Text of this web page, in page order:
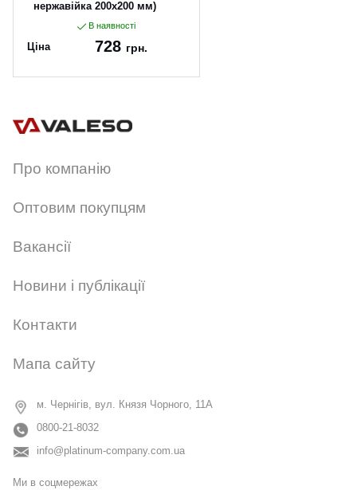
нержавійка 200x200 мм)
В наявності
Ціна 728 грн.
Про компанію
Оптовим покупцям
Вакансії
Новини і публікації
Контакти
Мапа сайту
м. Чернігів, вул. Князя Чорного, 11А
0800-21-8032
info@platinum-company.com.ua
Ми в соцмережах